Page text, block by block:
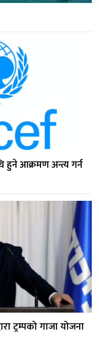
हुने आक्रमण अन्त्य गर्न
ट्रम्पको गाजा योजना